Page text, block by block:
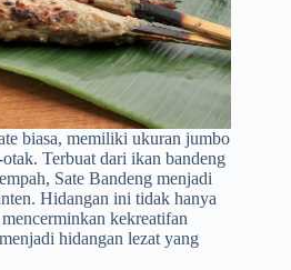
biasa, memiliki ukuran jumbo
Terbuat dari ikan bandeng
Sate Bandeng menjadi
Hidangan ini tidak hanya
kekreatifan
hidangan lezat yang